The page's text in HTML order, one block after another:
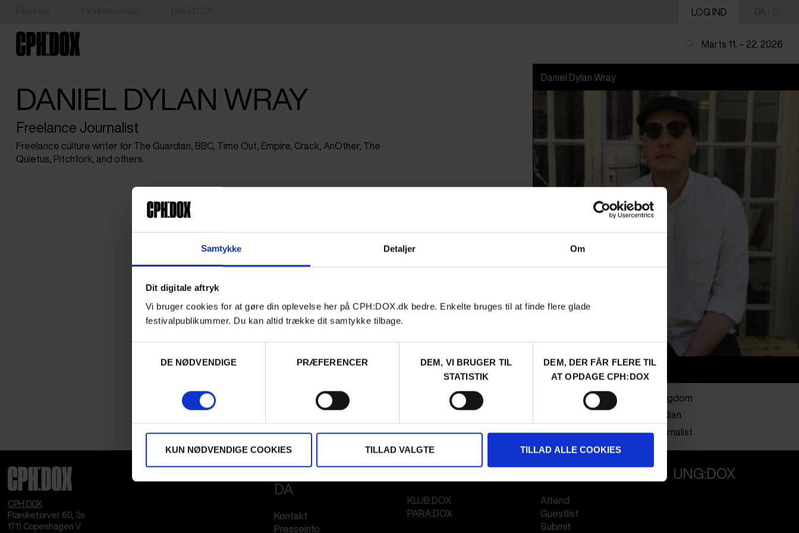
Samtykke Detaljer Om
Dit digitale aftryk
Vi bruger cookies for at gøre din oplevelse her på CPH:DOX.dk bedre. Enkelte bruges til at finde flere glade
festivalpublikummer. Du kan altid trække dit samtykke tilbage.
DE NØDVENDIGE
PRÆFERENCER
DEM, VI BRUGER TIL
STATISTIK
DEM, DER FÅR FLERE TIL
AT OPDAGE CPH:DOX
KUN NØDVENDIGE COOKIES TILLAD VALGTE TILLAD ALLE COOKIES
LOG IND DA
Marts 11. – 22. 2026
DANIEL DYLAN WRAY
Freelance Journalist
Freelance culture writer for The Guardian, BBC, Time Out, Empire, Crack, AnOther, The
Quietus, Pitchfork, and others.
Daniel Dylan Wray
Nationalitet
United Kingdom
The Guardian
Profession
Critic /Journalist
CPH:DOX
Flæsketorvet 60, 3s
1711 Copenhagen V
DA
Kontakt
Presseinfo
KLUB:DOX
PARA:DOX
Attend
Guestlist
Submit
UNG:DOX